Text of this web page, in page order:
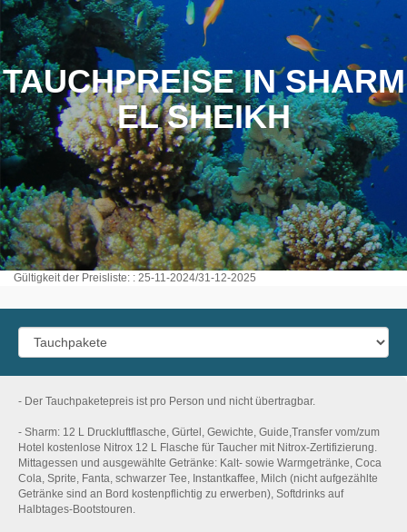
TAUCHPREISE IN SHARM
EL SHEIKH
Gültigkeit der Preisliste: : 25-11-2024/31-12-2025
- Der Tauchpaketepreis ist pro Person und nicht übertragbar.
- Sharm: 12 L Druckluftflasche, Gürtel, Gewichte, Guide,Transfer vom/zum
Hotel kostenlose Nitrox 12 L Flasche für Taucher mit Nitrox-Zertifizierung.
Mittagessen und ausgewählte Getränke: Kalt- sowie Warmgetränke, Coca
Cola, Sprite, Fanta, schwarzer Tee, Instantkaffee, Milch (nicht aufgezählte
Getränke sind an Bord kostenpflichtig zu erwerben), Softdrinks auf
Halbtages-Bootstouren.